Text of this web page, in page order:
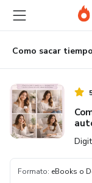
principal
página
de
página
Formato: eBooks o